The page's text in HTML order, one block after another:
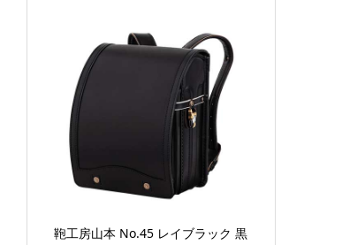
鞄工房山本 No.45 レイブラック 黒